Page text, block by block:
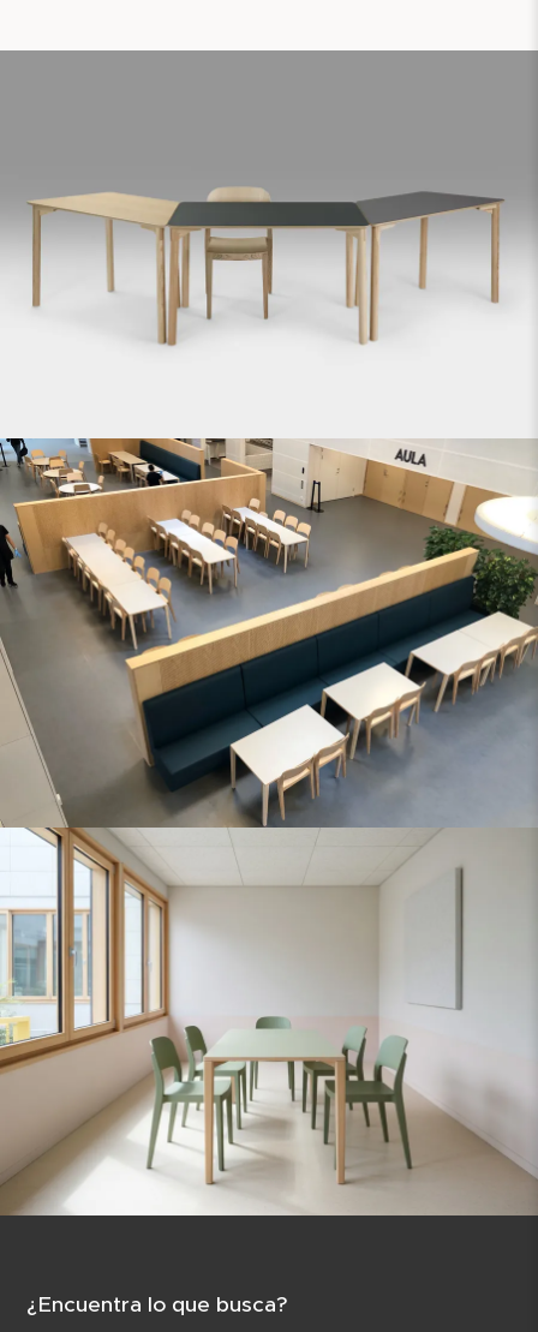
¿Encuentra lo que busca?